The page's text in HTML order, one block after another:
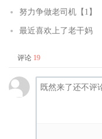
努力争做老司机【1】
最近喜欢上了老干妈
评论 19